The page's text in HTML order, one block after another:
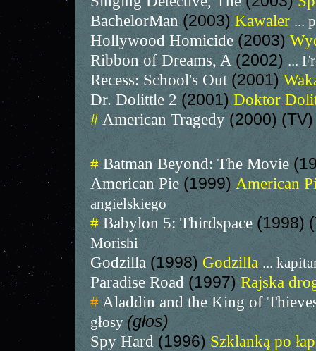
BachelorMan (2003) Kawaler ...
Hollywood Homicide (2003)
Ribbon of Dreams, A (2002) ...
Recess: School's Out (2001)
Dr. Dolittle 2 (2001) Doktor
# American Tragedy (2000)
# Batman Beyond: The Movie
American Pie (1999) American
angielskiego
# Babylon 5: Thirdspace (1998)
Morishi
Godzilla (1998) Godzilla ...
Paradise Road (1997) Rajska
# Aladdin and the King of
głosy (głos)
Spy Hard (1996) Szklanką po